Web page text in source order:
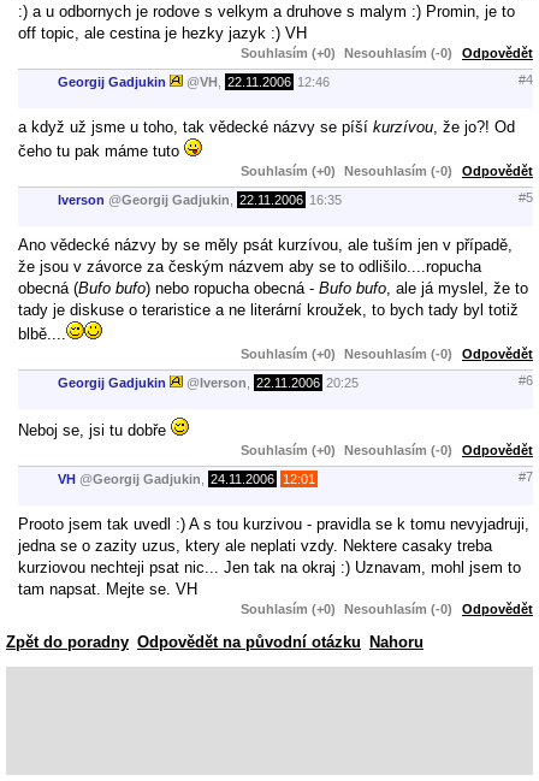
:) a u odbornych je rodove s velkym a druhove s malym :) Promin, je to
off topic, ale cestina je hezky jazyk :) VH
Souhlasím (+0) Nesouhlasím (-0) Odpovědět
Georgij Gadjukin @VH 22.11.2006 12:46 #4
a když už jsme u toho, tak vědecké názvy se píší kurzívou , že jo?! Od
čeho tu pak máme tuto
Souhlasím (+0) Nesouhlasím (-0) Odpovědět
Iverson @Georgij Gadjukin 22.11.2006 16:35 #5
Ano vědecké názvy by se měly psát kurzívou, ale tuším jen v případě,
že jsou v závorce za českým názvem aby se to odlišilo....ropucha
obecná (Bufo bufo) nebo ropucha obecná - Bufo bufo , ale já myslel, že to
tady je diskuse o teraristice a ne literární kroužek, to bych tady byl totiž
blbě....
Souhlasím (+0) Nesouhlasím (-0) Odpovědět
Georgij Gadjukin @Iverson 22.11.2006 20:25 #6
Neboj se, jsi tu dobře
Souhlasím (+0) Nesouhlasím (-0) Odpovědět
VH @Georgij Gadjukin 24.11.2006 12:01 #7
Prooto jsem tak uvedl :) A s tou kurzivou - pravidla se k tomu nevyjadruji,
jedna se o zazity uzus, ktery ale neplati vzdy. Nektere casaky treba
kurziovou nechteji psat nic... Jen tak na okraj :) Uznavam, mohl jsem to
tam napsat. Mejte se. VH
Souhlasím (+0) Nesouhlasím (-0) Odpovědět
Zpět do poradny Odpovědět na původní otázku Nahoru